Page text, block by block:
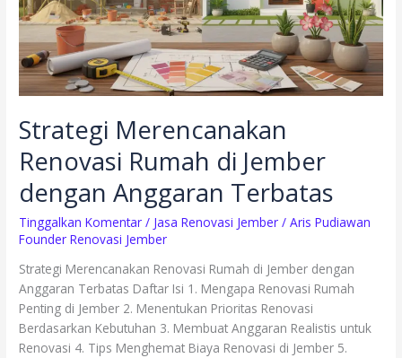
Strategi Merencanakan
Renovasi Rumah di Jember
dengan Anggaran Terbatas
Tinggalkan Komentar / Jasa Renovasi Jember /Aris Pudiawan
Founder Renovasi Jember
Strategi Merencanakan Renovasi Rumah di Jember dengan
Anggaran Terbatas Daftar Isi 1. Mengapa Renovasi Rumah
Penting di Jember 2. Menentukan Prioritas Renovasi
Berdasarkan Kebutuhan 3. Membuat Anggaran Realistis untuk
Renovasi 4. Tips Menghemat Biaya Renovasi di Jember 5.
Terbatas